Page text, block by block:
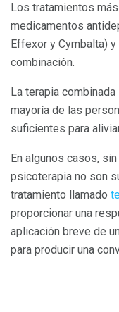
Los tratamientos
medicamentos
Effexor y Cymbalta)
combinación.
La terapia
mayoría de las
suficientes para
En algunos casos,
psicoterapia no son
tratamiento llamado
proporcionar una
aplicación breve de
para producir una